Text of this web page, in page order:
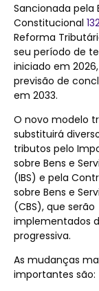
Sancionada pela
Constitucional
Reforma
seu período de
iniciado em
previsão de
em 2033.
O novo modelo
substituirá
tributos pelo
sobre Bens e
(IBS) e pela
sobre Bens e
(CBS), que serão
implementados
progressiva.
As mudanças
importantes são: